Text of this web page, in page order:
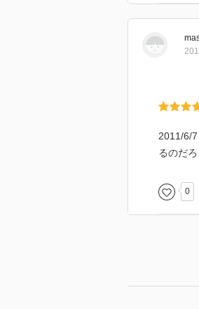
2011/6/
るのだろ
0